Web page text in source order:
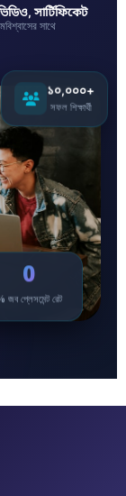
সার্টিফিকেট
সাথে
১০,০০০+
সফল শিক্ষার্থী
0
জব প্লেসমেন্ট রেট